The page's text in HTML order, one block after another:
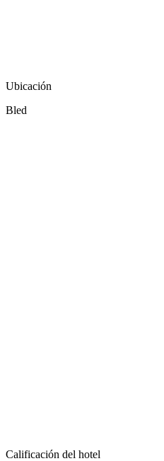
Ubicación
Bled
Calificación del hotel